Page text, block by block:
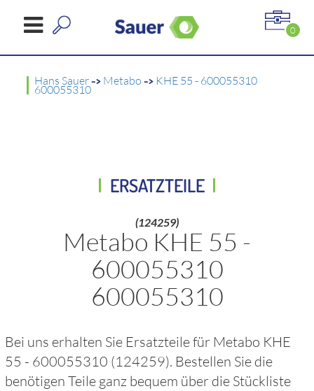
0
Hans Sauer-> Metabo -> KHE 55 - 600055310
600055310
ERSATZTEILE
(124259)
Metabo KHE 55 -
600055310
600055310
Bei uns erhalten Sie Ersatzteile für Metabo KHE
55 - 600055310 (124259). Bestellen Sie die
benötigen Teile ganz bequem über die Stückliste